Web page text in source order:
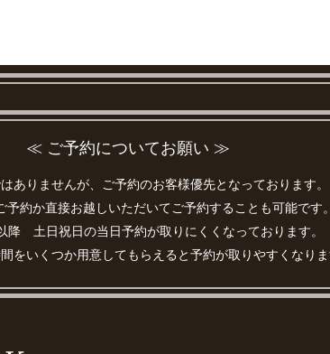
≪ ご予約についてお願い ≫
ありませんが、ご予約のお客様優先となっております。
約か直接お越しいただいてご予約することも可能です
降 土日祝日の当日予約が取りにくくなっております。
をいくつか用意してもらえると予約が取りやすくなり